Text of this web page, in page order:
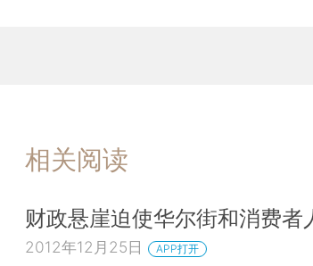
相关阅读
财政悬崖迫使华尔街和消费者
2012年12月25日 APP打开